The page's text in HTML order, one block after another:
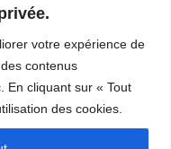
votre expérience de
contenus
En cliquant sur « Tout
des cookies.
site Organisateur
INTER-CLUB – SAE